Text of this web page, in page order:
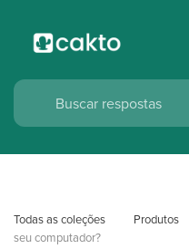
Todas as coleções Produtos
seu computador?